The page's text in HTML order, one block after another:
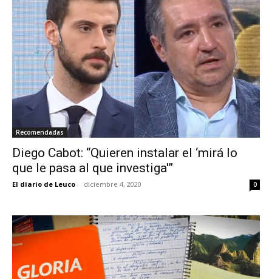
Recomendadas
Diego Cabot: “Quieren instalar el ‘mirá lo
que le pasa al que investiga'”
El diario de Leuco - diciembre 4, 2020 0